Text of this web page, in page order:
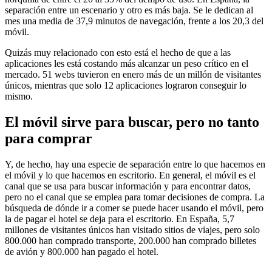
separación entre un escenario y otro es más baja. Se le dedican al
mes una media de 37,9 minutos de navegación, frente a los 20,3 del
móvil.
Quizás muy relacionado con esto está el hecho de que a las
aplicaciones les está costando más alcanzar un peso crítico en el
mercado. 51 webs tuvieron en enero más de un millón de visitantes
únicos, mientras que solo 12 aplicaciones lograron conseguir lo
mismo.
El móvil sirve para buscar, pero no tanto
para comprar
Y, de hecho, hay una especie de separación entre lo que hacemos en
el móvil y lo que hacemos en escritorio. En general, el móvil es el
canal que se usa para buscar información y para encontrar datos,
pero no el canal que se emplea para tomar decisiones de compra. La
búsqueda de dónde ir a comer se puede hacer usando el móvil, pero
la de pagar el hotel se deja para el escritorio. En España, 5,7
millones de visitantes únicos han visitado sitios de viajes, pero solo
800.000 han comprado transporte, 200.000 han comprado billetes
de avión y 800.000 han pagado el hotel.